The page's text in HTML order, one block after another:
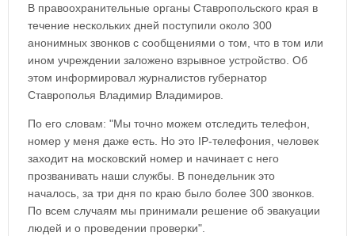
В правоохранительные органы Ставропольского края в
течение нескольких дней поступили около 300
анонимных звонков с сообщениями о том, что в том или
ином учреждении заложено взрывное устройство. Об
этом информировал журналистов губернатор
Ставрополья Владимир Владимиров.
По его словам: "Мы точно можем отследить телефон,
номер у меня даже есть. Но это IP-телефония, человек
заходит на московский номер и начинает с него
прозванивать наши службы. В понедельник это
началось, за три дня по краю было более 300 звонков.
По всем случаям мы принимали решение об эвакуации
людей и о проведении проверки".